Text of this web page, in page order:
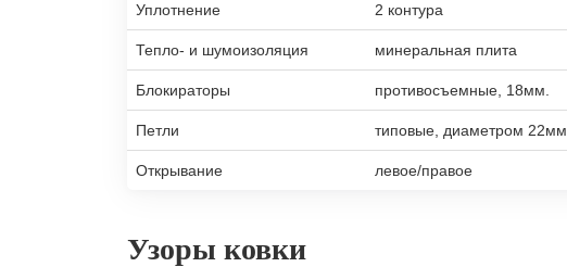
Уплотнение 2 контура
Тепло- и шумоизоляция минеральная плита
Блокираторы противосъемные, 18мм.
Петли типовые, диаметром 22мм
Открывание левое/правое
Узоры ковки